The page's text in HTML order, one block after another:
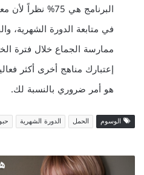
البرنامج هي 75%
في متابعة الدورة الشهرية،
ممارسة الجماع خلال فترة
إعتبارك مناهج أخرى أكثر
هو أمر ضروري بالنسبة لك.
الوسوم الحمل الدورة الشهرية
ه